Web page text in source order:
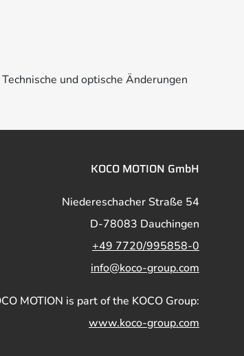
und optische Änderungen
KOCO MOTION GmbH
Niedereschacher Straße 54
D-78083 Dauchingen
+49 7720/995858-0
info@koco-group.com
MOTION is part of the KOCO Group:
www.koco-group.com